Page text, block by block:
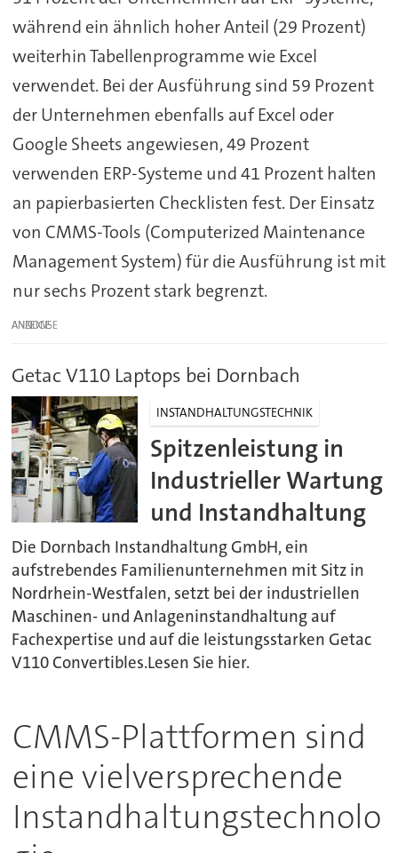
während ein ähnlich hoher Anteil (29 Prozent)
weiterhin Tabellenprogramme wie Excel
verwendet. Bei der Ausführung sind 59 Prozent
der Unternehmen ebenfalls auf Excel oder
Google Sheets angewiesen, 49 Prozent
verwenden ERP-Systeme und 41 Prozent halten
an papierbasierten Checklisten fest. Der Einsatz
von CMMS-Tools (Computerized Maintenance
Management System) für die Ausführung ist mit
nur sechs Prozent stark begrenzt.
ANZEIGE
Getac V110 Laptops bei Dornbach
INSTANDHALTUNGSTECHNIK
Spitzenleistung in
Industrieller Wartung
und Instandhaltung
Die Dornbach Instandhaltung GmbH, ein
aufstrebendes Familienunternehmen mit Sitz in
Nordrhein-Westfalen, setzt bei der industriellen
Maschinen- und Anlageninstandhaltung auf
Fachexpertise und auf die leistungsstarken Getac
V110 Convertibles.Lesen Sie hier.
CMMS-Plattformen sind
eine vielversprechende
Instandhaltungstechnolo